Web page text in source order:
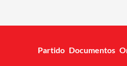
Partido Documentos